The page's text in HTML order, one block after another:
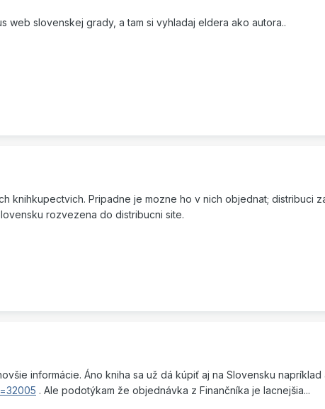
web slovenskej grady, a tam si vyhladaj eldera ako autora..
knihkupectvich. Pripadne je mozne ho v nich objednat; distribuci
rozvezena do distribucni site.
informácie. Áno kniha sa už dá kúpiť aj na Slovensku napríklad
. Ale podotýkam že objednávka z Finančníka je lacnejšia...